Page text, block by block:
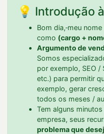
💡 Introdução
Bom dia, meu nome
como (cargo +
Argumento de
Somos
por exemplo, SEO /
etc.) para permitir
exemplo, gerar
todos os meses /
Tem alguns
empresa, seus
problema que